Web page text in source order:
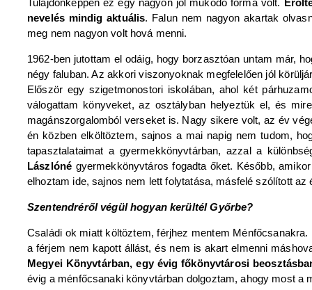
nevelés mindig aktuális. Falun nem nagyon akartak
meg nem nagyon volt hová menni.
1962-ben jutottam el odáig, hogy borzasztóan untam már,
négy faluban. Az akkori viszonyoknak megfelelően jól
Először egy szigetmonostori iskolában, ahol két
válogattam könyveket, az osztályban helyeztük el, és
magánszorgalomból verseket is. Nagy sikere volt, az év
én közben elköltöztem, sajnos a mai napig nem tudom,
tapasztalataimat a gyermekkönyvtárban, azzal a
Lászlóné gyermekkönyvtáros fogadta őket. Később,
elhoztam ide, sajnos nem lett folytatása, másfelé szólított az
Szentendréről végül hogyan kerültél Győrbe?
Családi ok miatt költöztem, férjhez mentem
a férjem nem kapott állást, és nem is akart elmenni
Megyei Könyvtárban, egy évig főkönyvtárosi
évig a ménfőcsanaki könyvtárban dolgoztam, ahogy most a